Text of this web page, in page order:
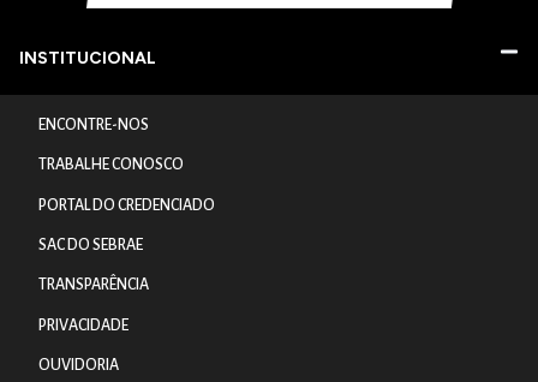
INSTITUCIONAL
ENCONTRE-NOS
TRABALHE CONOSCO
PORTAL DO CREDENCIADO
SAC DO SEBRAE
TRANSPARÊNCIA
PRIVACIDADE
OUVIDORIA